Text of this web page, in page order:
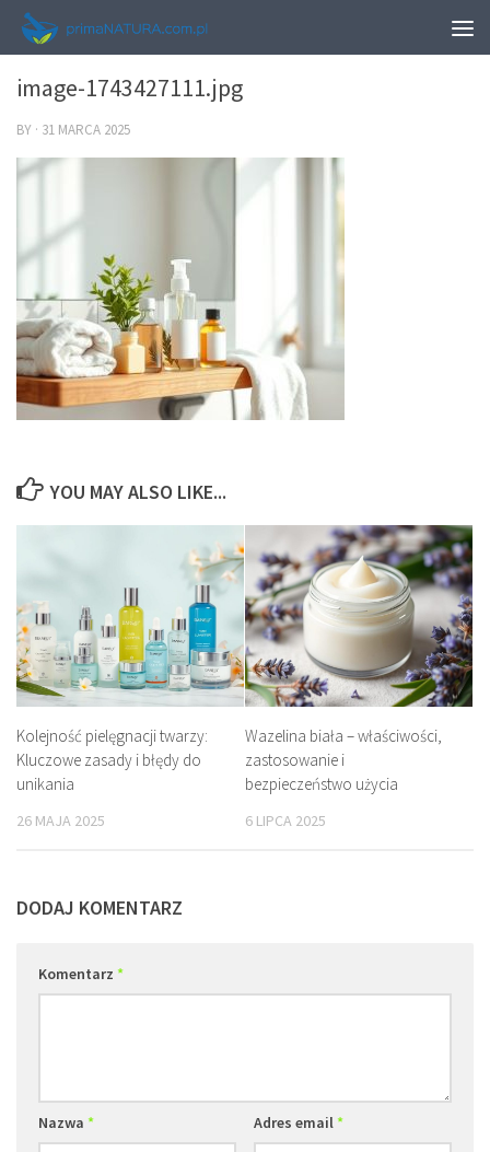
0
image-1743427111.jpg
BY · 31 MARCA 2025
YOU MAY ALSO LIKE...
Kolejność pielęgnacji twarzy:
Kluczowe zasady i błędy do
unikania
26 MAJA 2025
Wazelina biała – właściwości,
zastosowanie i
bezpieczeństwo użycia
6 LIPCA 2025
DODAJ KOMENTARZ
Komentarz *
Nazwa * Adres email*